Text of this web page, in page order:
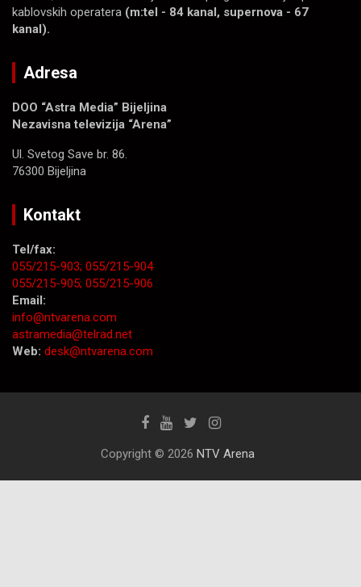
kablovskih operatera (m:tel - 84 kanal, supernova - 67
kanal).
Adresa
DOO “Astra Media” Bijeljina
Nezavisna televizija “Arena”
Ul. Svetog Save br. 86.
76300 Bijeljina
Kontakt
Tel/fax:
055/215-903; 055/215-904
055/215-905; 055/215-906
Email:
info@ntvarena.com
astramedia@telrad.net
Web: desk@ntvarena.com
Copyright © 2026 NTV Arena